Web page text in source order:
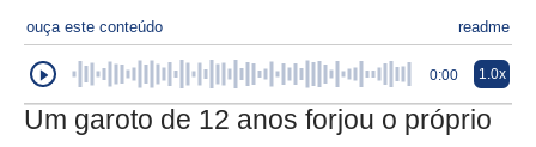
ouça este conteúdo readme
0:00 1.0x
Um garoto de 12 anos forjou o próprio